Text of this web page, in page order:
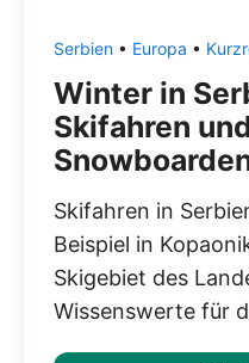
Serbien • Europa •
Winter in
Skifahren
Skifahren in
Beispiel in
Skigebiet des
Wissenswerte für